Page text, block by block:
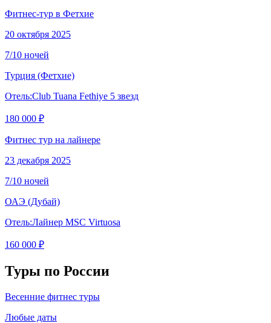
Фитнес-тур в Фетхие
20 октября 2025
7/10 ночей
Турция (Фетхие)
Отель:Club Tuana Fethiye 5 звезд
180 000 ₽
Фитнес тур на лайнере
23 декабря 2025
7/10 ночей
ОАЭ (Дубай)
Отель:Лайнер MSC Virtuosa
160 000 ₽
Туры по России
Весенние фитнес туры
Любые даты